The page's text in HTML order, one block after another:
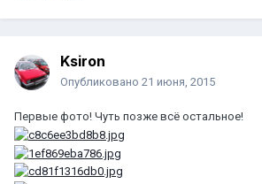
Ksiron
Опубликовано 21 июня, 2015
Первые фото! Чуть позже всё остальное!